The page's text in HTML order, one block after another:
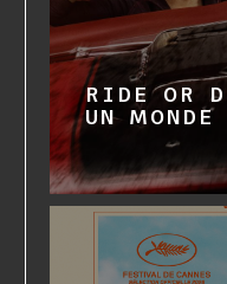
RIDE OR
UN